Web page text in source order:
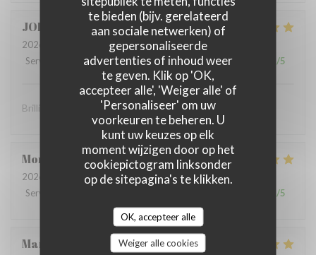
te bieden (bijv. gerelateerd
aan sociale netwerken) of
gepersonaliseerde
advertenties of inhoud weer
te geven. Klik op 'OK,
accepteer alle', 'Weiger alle' of
'Personaliseer' om uw
voorkeuren te beheren. U
kunt uw keuzes op elk
moment wijzigen door op het
cookiepictogram linksonder
op de sitepagina's te klikken.
OK, accepteer alle
Weiger alle cookies
JOHN
2026-07-10
- 19:00 - Gasten 2
Service
Atmosfeer:5/5 Keuken:5/5 Kwaliteit / Prijs /5
Brilliant food and brilliant sevice
Montaigne I
2026-07-07
- 19:30 - Gasten 3
Service
/5
Marie Paule